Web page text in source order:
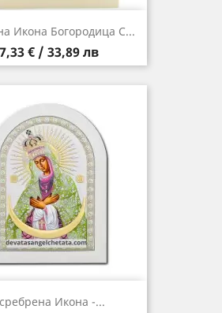
Икона Богородица С...
€ / 33,89 лв
Икона -...